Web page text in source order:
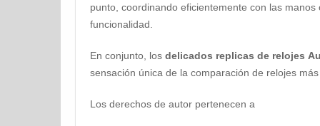
punto, coordinando eficientemente con las
funcionalidad.
En conjunto, los delicados replicas de relojes
sensación única de la comparación de relojes
Los derechos de autor pertenecen a